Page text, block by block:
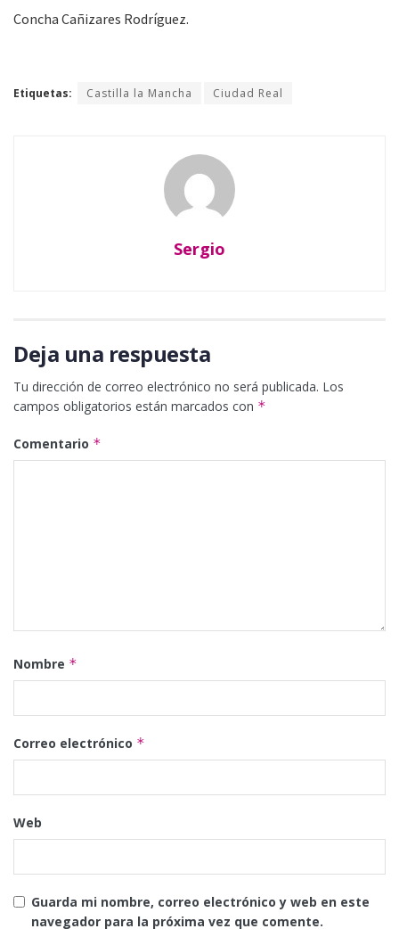
Concha Cañizares Rodríguez.
Etiquetas: Castilla la Mancha Ciudad Real
Sergio
Deja una respuesta
Tu dirección de correo electrónico no será publicada. Los
campos obligatorios están marcados con *
Comentario *
Nombre *
Correo electrónico *
Web
Guarda mi nombre, correo electrónico y web en este
navegador para la próxima vez que comente.